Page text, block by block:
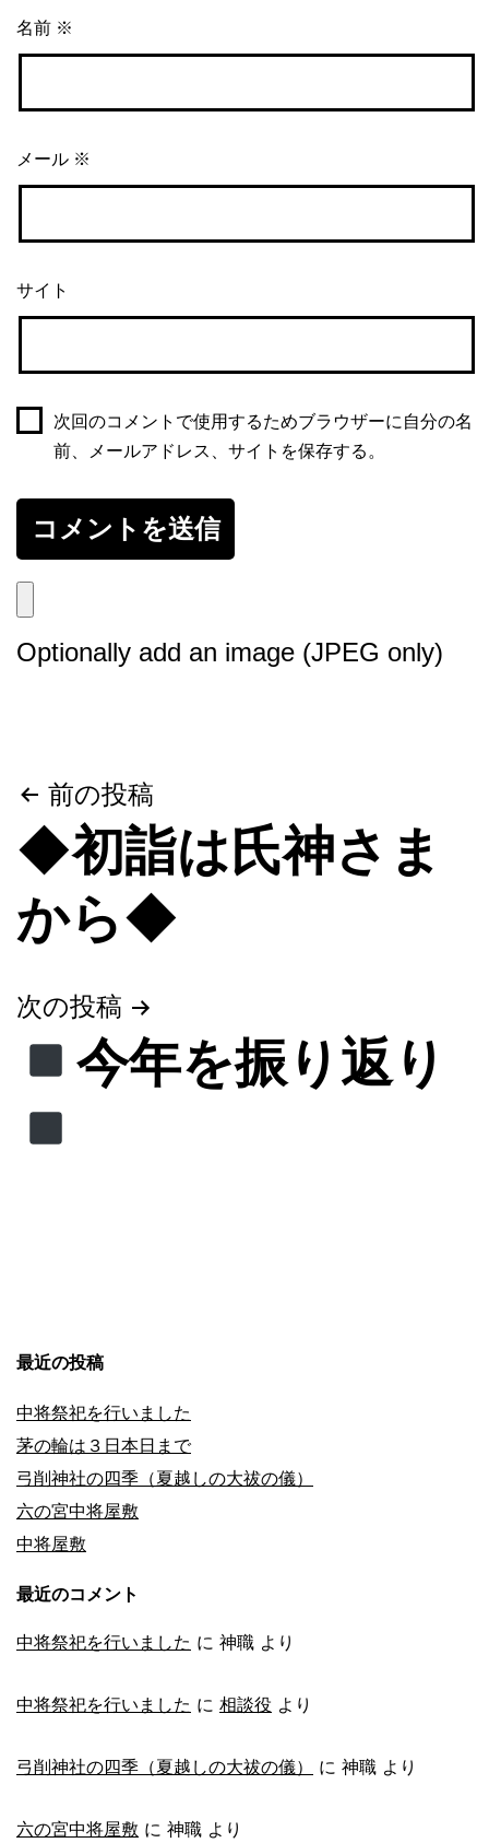
名前 ※
メール ※
サイト
次回のコメントで使用するためブラウザーに自分の名
前、メールアドレス、サイトを保存する。
Optionally add an image (JPEG only)
投
稿
ナ
ビ
ゲ
ー
シ
ョ
前の投稿
◆初詣は氏神さま
から◆
次の投稿
今年を振り返り
最近の投稿
中将祭祀を行いました
茅の輪は３日本日まで
弓削神社の四季（夏越しの大祓の儀）
六の宮中将屋敷
中将屋敷
最近のコメント
中将祭祀を行いました に 神職 より
中将祭祀を行いました に 相談役 より
弓削神社の四季（夏越しの大祓の儀） に 神職 より
六の宮中将屋敷 に 神職 より